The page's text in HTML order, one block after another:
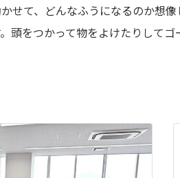
せて、どんなふうになるのか想像
頭をつかって物をよけたりして